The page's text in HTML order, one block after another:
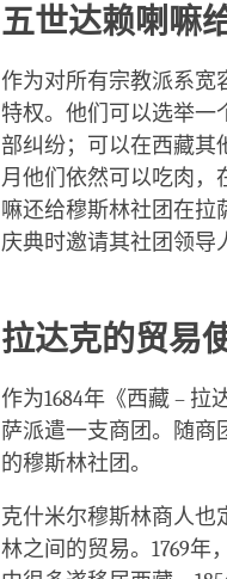
五世达赖喇嘛
作为对所有宗教派系宽
特权。他们可以选举一
部纠纷；可以在西藏其
月他们依然可以吃肉，
嘛还给穆斯林社团在拉
庆典时邀请其社团领导
拉达克的贸易
作为1684年《西藏 –
萨派遣一支商团。随商
的穆斯林社团。
克什米尔穆斯林商人也
林之间的贸易。1769年